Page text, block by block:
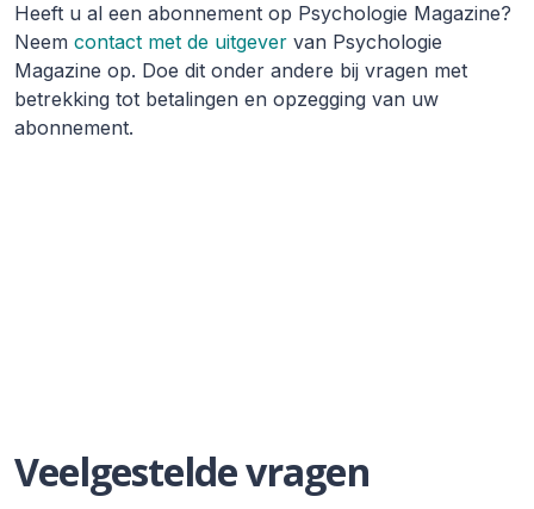
Heeft u al een abonnement op Psychologie Magazine?
Neem contact met de uitgever van Psychologie
Magazine op. Doe dit onder andere bij vragen met
betrekking tot betalingen en opzegging van uw
abonnement.
Veelgestelde vragen